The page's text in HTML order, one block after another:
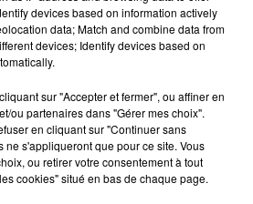
DE CHOOZ
devices based on information actively
data; Match and combine data from
devices; Identify devices based on
sur "Accepter et fermer", ou affiner en
ou partenaires dans "Gérer mes choix".
en cliquant sur "Continuer sans
ne s'appliqueront que pour ce site. Vous
ou retirer votre consentement à tout
cookies" situé en bas de chaque page.